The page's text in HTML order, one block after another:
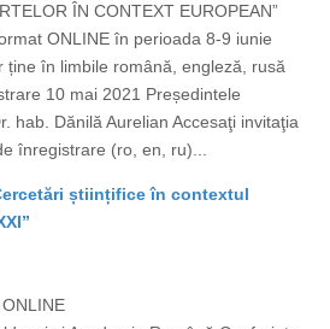
ÎN CONTEXT EUROPEAN”
ONLINE în perioada 8-9 iunie
ține în limbile română, engleză, rusă
10 mai 2021 Președintele
hab. Dănilă Aurelian Accesaţi invitaţia
înregistrare (ro, en, ru)...
științifice în contextul